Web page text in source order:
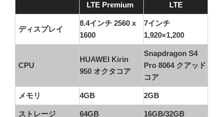
LTE Premium
LTE
ディスプレイ
8.4インチ 2560 x
1600
7インチ
1,920×1,200
CPU
HUAWEI Kirin
950 オクタコア
Snapdragon S4
Pro 8064 クアッド
コア
メモリ 4GB 2GB
ストレージ 64GB 16GB/32GB